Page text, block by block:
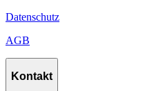
Datenschutz
AGB
Kontakt